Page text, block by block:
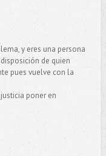
y eres una persona
de quien
pues vuelve con la
poner en